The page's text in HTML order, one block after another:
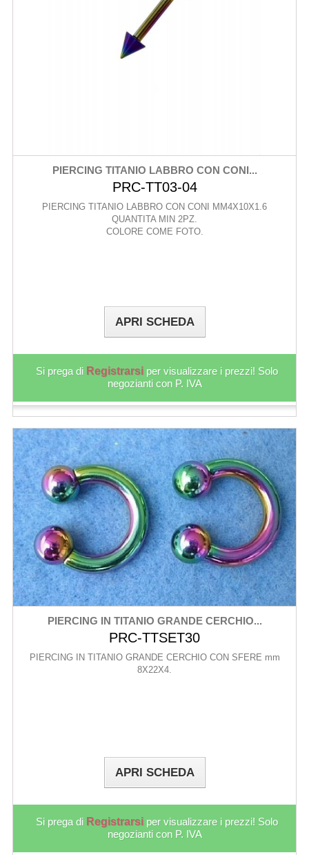
PIERCING TITANIO LABBRO CON CONI...
PRC-TT03-04
PIERCING TITANIO LABBRO CON CONI MM4X10X1.6
QUANTITA MIN 2PZ.
COLORE COME FOTO.
APRI SCHEDA
Si prega di Registrarsi per visualizzare i prezzi! Solo
negozianti con P. IVA
PIERCING IN TITANIO GRANDE CERCHIO...
PRC-TTSET30
PIERCING IN TITANIO GRANDE CERCHIO CON SFERE mm
8X22X4.
APRI SCHEDA
Si prega di Registrarsi per visualizzare i prezzi! Solo
negozianti con P. IVA